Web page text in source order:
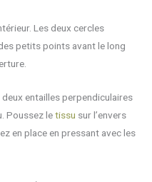
Les deux cercles
petits points avant le long
deux entailles perpendiculaires
Poussez letissu sur l’envers
en place en pressant avec les